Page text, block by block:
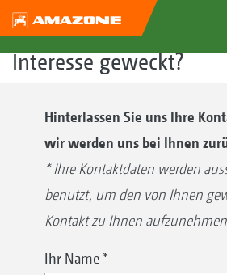
Interesse geweckt?
Hinterlassen Sie uns Ihre
wir werden uns bei Ihnen
* Ihre Kontaktdaten werden
benutzt, um den von Ihnen
Kontakt zu Ihnen
Ihr Name *